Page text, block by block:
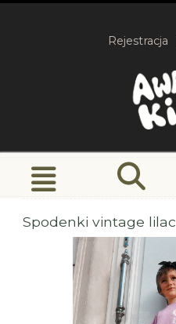
Rejestracja
Spodenki vintage lilac